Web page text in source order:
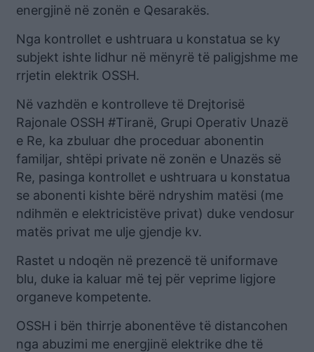
energjinë në zonën e Qesarakës.
Nga kontrollet e ushtruara u konstatua se ky
subjekt ishte lidhur në mënyrë të paligjshme me
rrjetin elektrik OSSH.
Në vazhdën e kontrolleve të Drejtorisë
Rajonale OSSH #Tiranë, Grupi Operativ Unazë
e Re, ka zbuluar dhe proceduar abonentin
familjar, shtëpi private në zonën e Unazës së
Re, pasinga kontrollet e ushtruara u konstatua
se abonenti kishte bërë ndryshim matësi (me
ndihmën e elektricistëve privat) duke vendosur
matës privat me ulje gjendje kv.
Rastet u ndoqën në prezencë të uniformave
blu, duke ia kaluar më tej për veprime ligjore
organeve kompetente.
OSSH i bën thirrje abonentëve të distancohen
nga abuzimi me energjinë elektrike dhe të